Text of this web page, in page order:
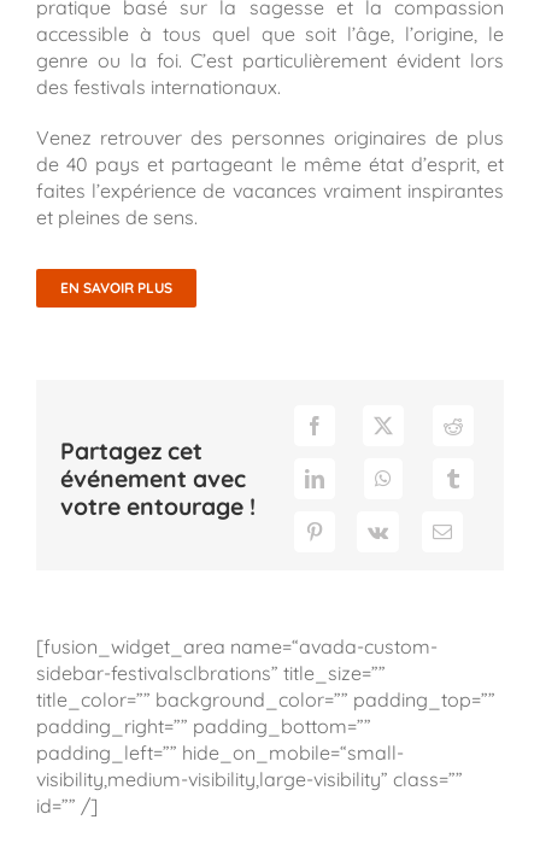
pratique basé sur la sagesse et la compassion
accessible à tous quel que soit l’âge, l’origine, le
genre ou la foi. C’est particulièrement évident lors
des festivals internationaux.
Venez retrouver des personnes originaires de plus
de 40 pays et partageant le même état d’esprit, et
faites l’expérience de vacances vraiment inspirantes
et pleines de sens.
EN SAVOIR PLUS
Partagez cet
événement avec
votre entourage !
[fusion_widget_area name=“avada-custom-
sidebar-festivalsclbrations” title_size=””
title_color=”” background_color=”” padding_top=””
padding_right=”” padding_bottom=””
padding_left=”” hide_on_mobile=“small-
visibility,medium-visibility,large-visibility” class=””
id=”” /]